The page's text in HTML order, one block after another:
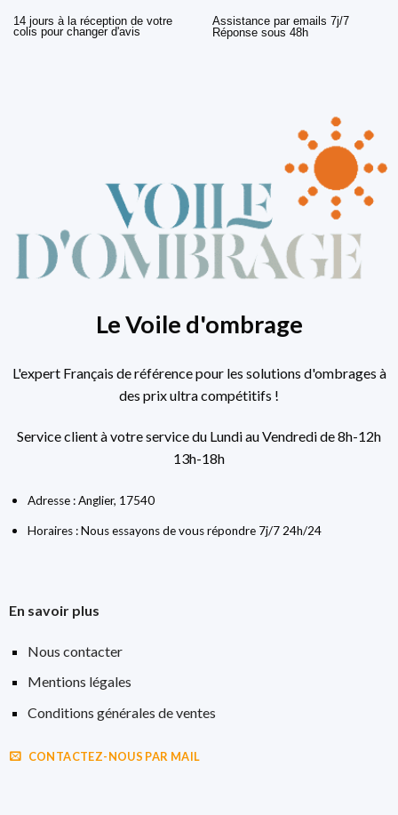
14 jours à la réception de votre
colis pour changer d'avis
Assistance par emails 7j/7
Réponse sous 48h
Le Voile d'ombrage
L'expert Français de référence pour les solutions d'ombrages à
des prix ultra compétitifs !
Service client à votre service du Lundi au Vendredi de 8h-12h
13h-18h
Adresse : Anglier, 17540
Horaires : Nous essayons de vous répondre 7j/7 24h/24
En savoir plus
Nous contacter
Mentions légales
Conditions générales de ventes
CONTACTEZ-NOUS PAR MAIL